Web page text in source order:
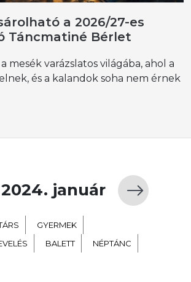
a 2026/27-es
Táncmatiné Bérlet
mesék varázslatos világába, ahol a
és a kalandok soha nem érnek
2024. január
GYERMEK
BALETT
NÉPTÁNC